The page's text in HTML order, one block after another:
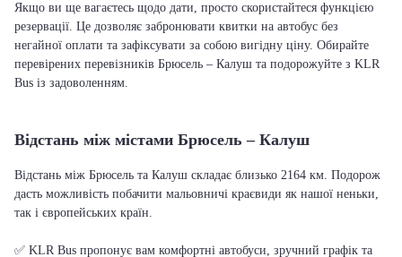
Якщо ви ще вагаєтесь щодо дати, просто скористайтеся функцією
резервації. Це дозволяє забронювати квитки на автобус без
негайної оплати та зафіксувати за собою вигідну ціну. Обирайте
перевірених перевізників Брюсель – Калуш та подорожуйте з KLR
Bus із задоволенням.
Відстань між містами Брюсель – Калуш
Відстань між Брюсель та Калуш складає близько 2164 км. Подорож
дасть можливість побачити мальовничі краєвиди як нашої неньки,
так і європейських країн.
✅ KLR Bus пропонує вам комфортні автобуси, зручний графік та